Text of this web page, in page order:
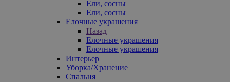
Ели, сосны
Ели, сосны
Елочные украшения
Назад
Елочные украшения
Елочные украшения
Интерьер
Уборка/Хранение
Спальня